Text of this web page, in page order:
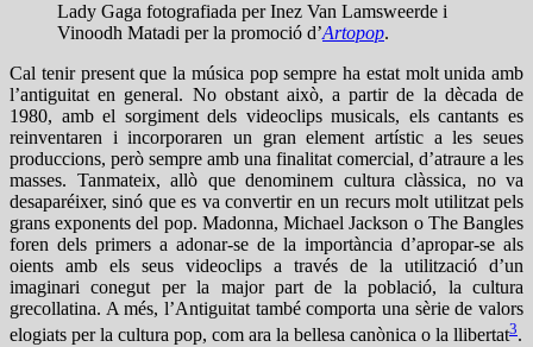
Lady Gaga fotografiada per Inez Van Lamsweerde i
Vinoodh Matadi per la promoció d’Artopop.
Cal tenir present que la música pop sempre ha estat molt unida amb
l’antiguitat en general. No obstant això, a partir de la dècada de
1980, amb el sorgiment dels videoclips musicals, els cantants es
reinventaren i incorporaren un gran element artístic a les seues
produccions, però sempre amb una finalitat comercial, d’atraure a les
masses. Tanmateix, allò que denominem cultura clàssica, no va
desaparéixer, sinó que es va convertir en un recurs molt utilitzat pels
grans exponents del pop. Madonna, Michael Jackson o The Bangles
foren dels primers a adonar-se de la importància d’apropar-se als
oients amb els seus videoclips a través de la utilització d’un
imaginari conegut per la major part de la població, la cultura
grecollatina. A més, l’Antiguitat també comporta una sèrie de valors
elogiats per la cultura pop, com ara la bellesa canònica o la llibertat3.